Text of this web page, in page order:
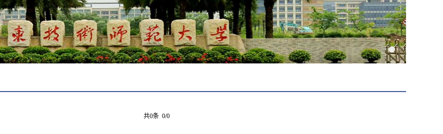
共0条 0/0